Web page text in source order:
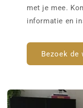
met je mee.
informatie en
Bezoek de